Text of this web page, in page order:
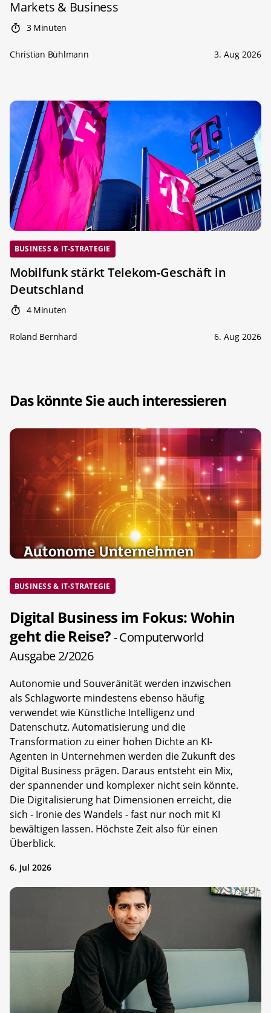
Markets & Business
3 Minuten
Christian Bühlmann 3. Aug 2026
BUSINESS & IT-STRATEGIE
Mobilfunk stärkt Telekom-Geschäft in
Deutschland
4 Minuten
Roland Bernhard 6. Aug 2026
Das könnte Sie auch interessieren
BUSINESS & IT-STRATEGIE
Digital Business im Fokus: Wohin
geht die Reise?- Computerworld
Ausgabe 2/2026
Autonomie und Souveränität werden inzwischen
als Schlagworte mindestens ebenso häufig
verwendet wie Künstliche Intelligenz und
Datenschutz. Automatisierung und die
Transformation zu einer hohen Dichte an KI-
Agenten in Unternehmen werden die Zukunft des
Digital Business prägen. Daraus entsteht ein Mix,
der spannender und komplexer nicht sein könnte.
Die Digitalisierung hat Dimensionen erreicht, die
sich - Ironie des Wandels - fast nur noch mit KI
bewältigen lassen. Höchste Zeit also für einen
Überblick.
6. Jul 2026